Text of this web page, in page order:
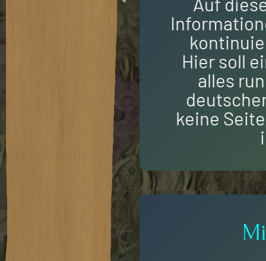
Hier soll
alles
keine